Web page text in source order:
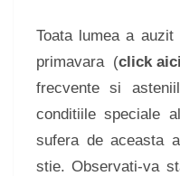
Toata lumea a
primavara (click aici
frecvente si
conditiile speciale
sufera de aceasta
stie. Observati-va